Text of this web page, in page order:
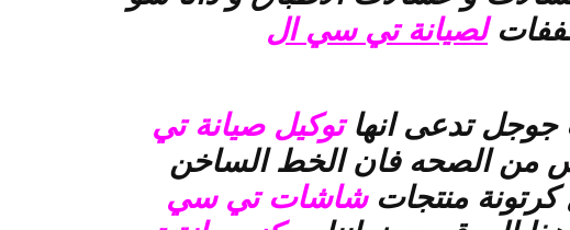
لصيانة تي سي ال
تدعى انها توكيل صيانة تي
من الصحه فان الخط الساخن
منتجاتشاشات تي سي